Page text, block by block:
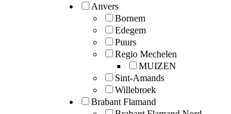
Anvers
Bornem
Edegem
Puurs
Regio Mechelen
MUIZEN
Sint-Amands
Willebroek
Brabant Flamand